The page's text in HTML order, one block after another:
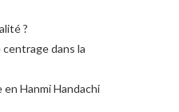
?
dans la
en Hanmi Handachi